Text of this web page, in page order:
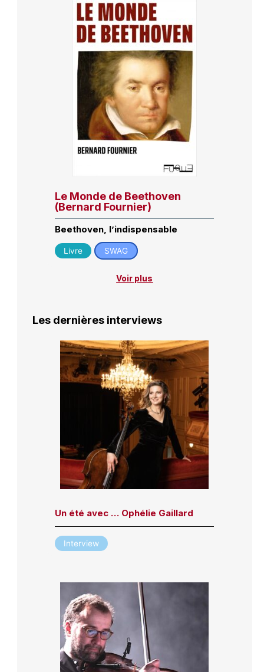
Le Monde de Beethoven
(Bernard Fournier)
Beethoven, l’indispensable
Livre SWAG
Voir plus
Les dernières interviews
Un été avec … Ophélie Gaillard
Interview